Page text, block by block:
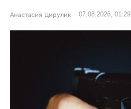
Анастасия Цирулик 07.08.2026, 01:29